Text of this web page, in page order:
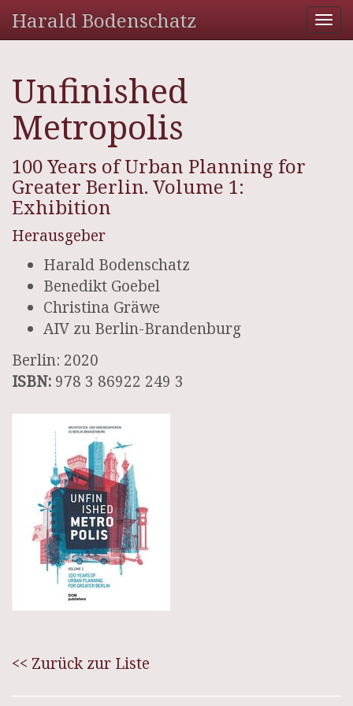
Harald Bodenschatz
Unfinished
Metropolis
100 Years of Urban Planning for
Greater Berlin. Volume 1:
Exhibition
Herausgeber
Harald Bodenschatz
Benedikt Goebel
Christina Gräwe
AIV zu Berlin-Brandenburg
Berlin: 2020
ISBN: 978 3 86922 249 3
<< Zurück zur Liste